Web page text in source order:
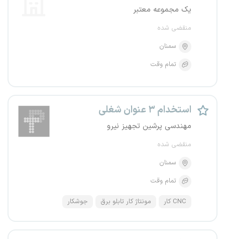
یک مجموعه معتبر
منقضی شده
سمنان
تمام وقت
استخدام ۳ عنوان شغلی
مهندسی پرشین تجهیز نیرو
منقضی شده
سمنان
تمام وقت
CNC کار مونتاژ کار تابلو برق جوشکار